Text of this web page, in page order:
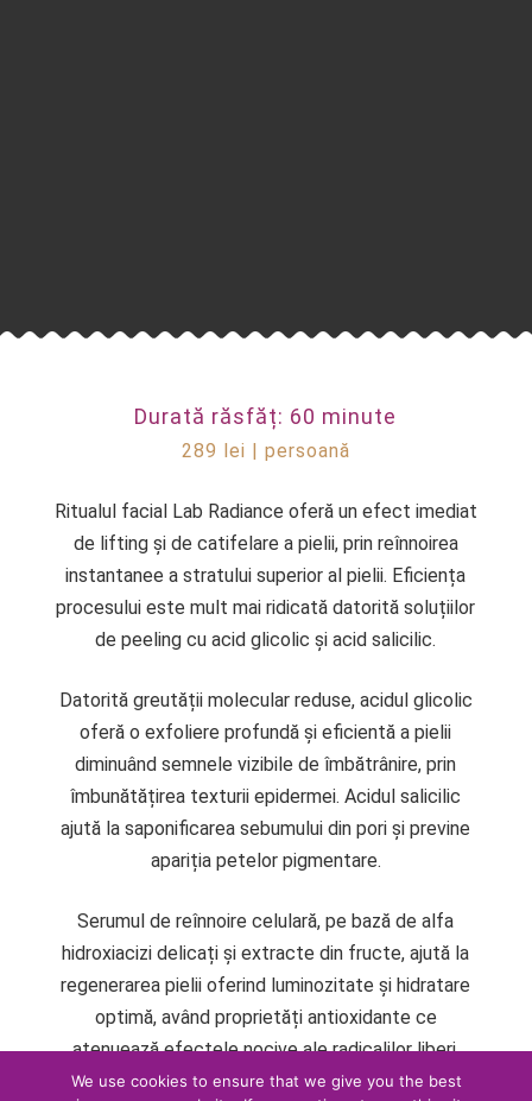
Durată răsfăț: 60 minute
289 lei | persoană
Ritualul facial Lab Radiance oferă un efect imediat
de lifting și de catifelare a pielii, prin reînnoirea
instantanee a stratului superior al pielii. Eficiența
procesului este mult mai ridicată datorită soluțiilor
de peeling cu acid glicolic și acid salicilic.
Datorită greutății molecular reduse, acidul glicolic
oferă o exfoliere profundă și eficientă a pielii
diminuând semnele vizibile de îmbătrânire, prin
îmbunătățirea texturii epidermei. Acidul salicilic
ajută la saponificarea sebumului din pori și previne
apariția petelor pigmentare.
Serumul de reînnoire celulară, pe bază de alfa
hidroxiacizi delicați și extracte din fructe, ajută la
regenerarea pielii oferind luminozitate și hidratare
optimă, având proprietăți antioxidante ce
atenuează efectele nocive ale radicalilor liberi,
încetinind astfel procesul de îmbătrânire.
We use cookies to ensure that we give you the best